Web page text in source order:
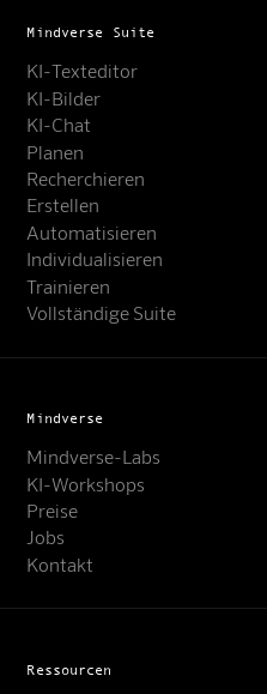
Mindverse Suite
KI-Texteditor
KI-Bilder
KI-Chat
Planen
Recherchieren
Erstellen
Automatisieren
Individualisieren
Trainieren
Vollständige Suite
Mindverse
Mindverse-Labs
KI-Workshops
Preise
Jobs
Kontakt
Ressourcen